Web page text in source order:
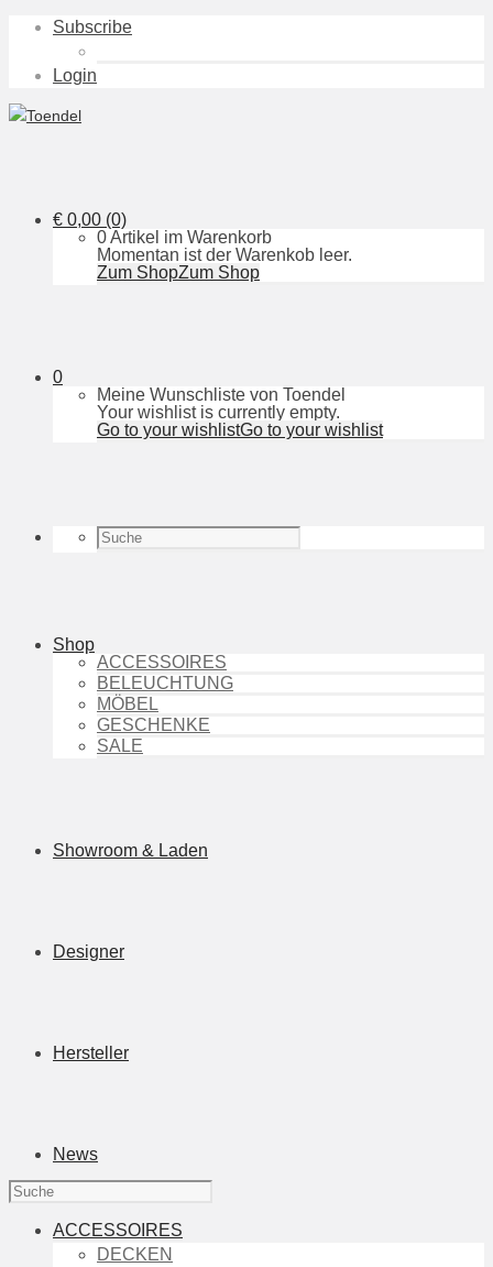
Subscribe
Login
€ 0,00 (0)
0 Artikel im Warenkorb
Momentan ist der Warenkob leer.
Zum ShopZum Shop
0
Meine Wunschliste von Toendel
Your wishlist is currently empty.
Go to your wishlistGo to your wishlist
Shop
ACCESSOIRES
BELEUCHTUNG
MÖBEL
GESCHENKE
SALE
Showroom & Laden
Designer
Hersteller
News
ACCESSOIRES
DECKEN